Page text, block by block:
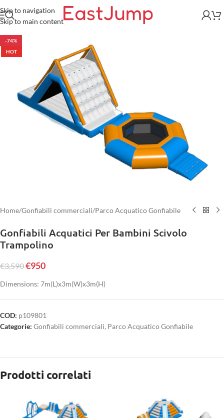
Skip to navigation
Skip to main content
-74%
HOT
Home/Gonfiabili commerciali/Parco Acquatico Gonfiabile
Gonfiabili Acquatici Per Bambini Scivolo
Trampolino
€3,590€950
Dimensions: 7m(L)x3m(W)x3m(H)
COD: p109801
Categorie: Gonfiabili commerciali, Parco Acquatico Gonfiabile
Prodotti correlati